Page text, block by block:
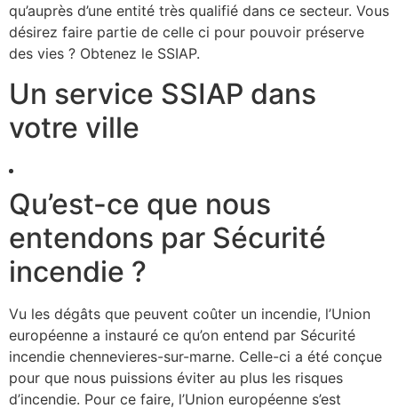
qu’auprès d’une entité très qualifié dans ce secteur. Vous
désirez faire partie de celle ci pour pouvoir préserve
des vies ? Obtenez le SSIAP.
Un service SSIAP dans
votre ville
Qu’est-ce que nous
entendons par Sécurité
incendie ?
Vu les dégâts que peuvent coûter un incendie, l’Union
européenne a instauré ce qu’on entend par Sécurité
incendie chennevieres-sur-marne. Celle-ci a été conçue
pour que nous puissions éviter au plus les risques
d’incendie. Pour ce faire, l’Union européenne s’est